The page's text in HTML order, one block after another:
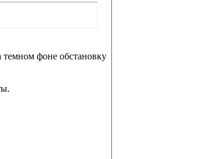
темном фоне обстановку